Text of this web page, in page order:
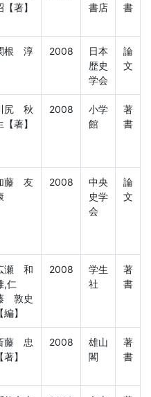
【著】
書店
書
根 淳 2008
日本
歴史
学会
論
文
尻 秋
【著】
2008
小学
館
著
書
藤 友
2008
中央
史学
会
論
文
瀬 和
,仁
敦史
【編】
2008
学生
社
著
書
藤 忠
【著】
2008
雄山
閣
著
書